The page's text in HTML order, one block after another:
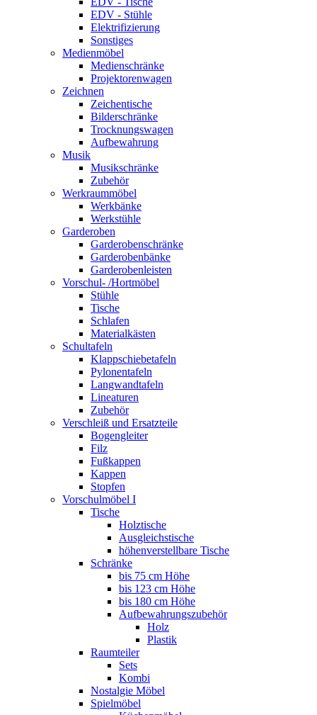
EDV - Stühle
Elektrifizierung
Sonstiges
Medienmöbel
Medienschränke
Projektorenwagen
Zeichnen
Zeichentische
Bilderschränke
Trocknungswagen
Aufbewahrung
Musik
Musikschränke
Zubehör
Werkraummöbel
Werkbänke
Werkstühle
Garderoben
Garderobenschränke
Garderobenbänke
Garderobenleisten
Vorschul- /Hortmöbel
Stühle
Tische
Schlafen
Materialkästen
Schultafeln
Klappschiebetafeln
Pylonentafeln
Langwandtafeln
Lineaturen
Zubehör
Verschleiß und Ersatzteile
Bogengleiter
Filz
Fußkappen
Kappen
Stopfen
Vorschulmöbel I
Tische
Holztische
Ausgleichstische
höhenverstellbare Tische
Schränke
bis 75 cm Höhe
bis 123 cm Höhe
bis 180 cm Höhe
Aufbewahrungszubehör
Holz
Plastik
Raumteiler
Sets
Kombi
Nostalgie Möbel
Spielmöbel